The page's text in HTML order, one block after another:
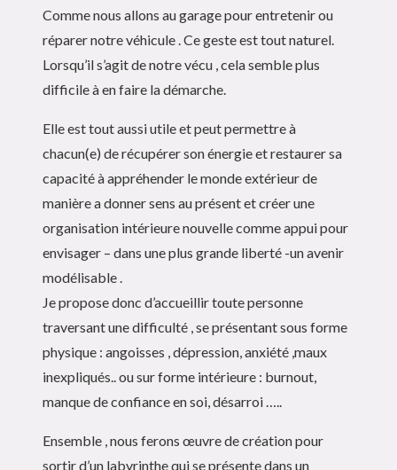
Comme nous allons au garage pour entretenir ou
réparer notre véhicule . Ce geste est tout naturel.
Lorsqu’il s’agit de notre vécu , cela semble plus
difficile à en faire la démarche.
Elle est tout aussi utile et peut permettre à
chacun(e) de récupérer son énergie et restaurer sa
capacité à appréhender le monde extérieur de
manière a donner sens au présent et créer une
organisation intérieure nouvelle comme appui pour
envisager – dans une plus grande liberté -un avenir
modélisable .
Je propose donc d’accueillir toute personne
traversant une difficulté , se présentant sous forme
physique : angoisses , dépression, anxiété ,maux
inexpliqués.. ou sur forme intérieure : burnout,
manque de confiance en soi, désarroi …..
Ensemble , nous ferons œuvre de création pour
sortir d’un labyrinthe qui se présente dans un